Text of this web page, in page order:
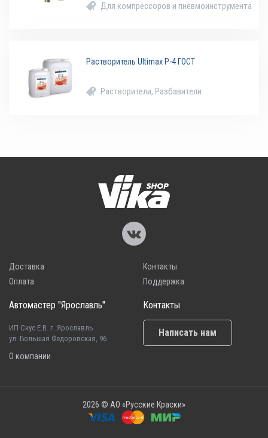
Для компрессоров и пневмоинструмента
Растворитель Ultimax Р-4 ГОСТ
Растворители, Разбавители
Доставка
Оплата
Контакты
Поддержка
Автомастер "Ярославль"
ИП Скус Е.В. г. Ярославль
ул. Большая Федоровская, 96
О компании
Контакты
Написать нам
2026 © АО «Русские Краски»